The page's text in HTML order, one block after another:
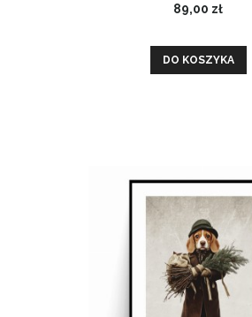
89,00 zł
DO KOSZYKA